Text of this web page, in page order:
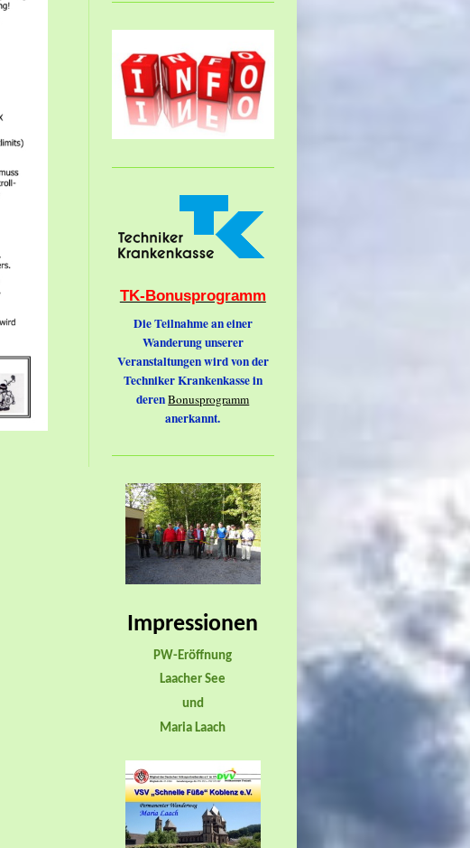
TK-Bonusprogramm
Die Teilnahme an einer
Wanderung unserer
Veranstaltungen wird von der
Techniker Krankenkasse in
derenBonusprogramm
anerkannt.
Impressionen
PW-Eröffnung
Laacher See
und
Maria Laach